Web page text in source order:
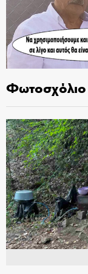
Φωτοσχόλιο